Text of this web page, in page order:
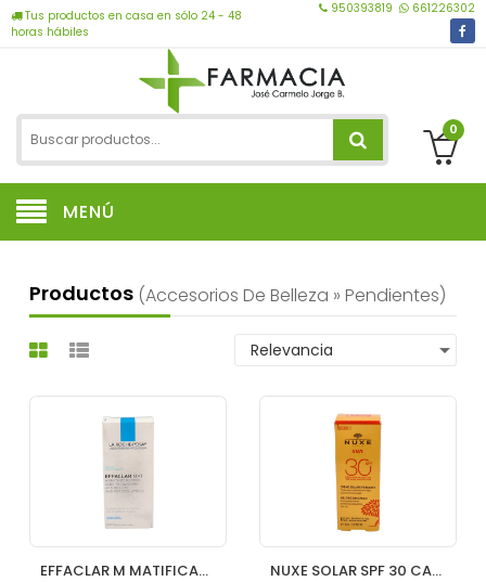
Tus productos en casa en sólo 24 - 48
horas hábiles
950393819 661226302
0
MENÚ
Productos (accesorios De Belleza » Pendientes)
EFFACLAR M MATIFICANTE M 40 ML ROCHE POSAY NUXE SOLAR SPF 30 CARA 50ML